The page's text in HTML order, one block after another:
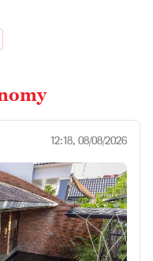
12:18, 08/08/2026